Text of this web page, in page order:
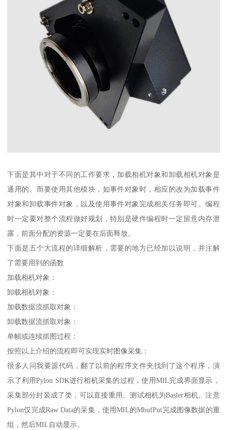
下面是其中对于不同的工作要求，加载相机对象和卸载相机对象是
通用的。而要使用其他模块，如事件对象时，相应的改为加载事件
对象和卸载事件对象，以及使用事件对象完成相关任务即可。编程
时一定要对整个流程做好规划，特别是硬件编程时一定留意内存泄
露，前面分配的资源一定要在后面释放。
下面是五个大流程的详细解析，需要的地方已经加以说明，并注解
了需要用到的函数
加载相机对象：
卸载相机对象：
加载数据流抓取对象：
卸载数据流抓取对象：
单帧或连续抓图过程：
按照以上介绍的流程即可实现实时图像采集：
很多人问我要源代码，翻了以前的程序文件夹找到了这个程序，演
示了利用Pylon SDK进行相机采集的过程，使用MIL完成界面显示，
采集部分封装成了类，可以直接重用。测试相机为Basler相机。注意
Pylon仅完成Raw Data的采集，使用MIL的MbufPut完成图像数据的重
组，然后MIL自动显示。